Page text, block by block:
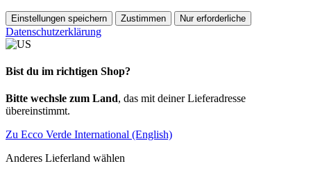
Einstellungen speichern Zustimmen Nur erforderliche
Datenschutzerklärung
Bist du im richtigen Shop?
Bitte wechsle zum Land, das mit deiner Lieferadresse
übereinstimmt.
Zu Ecco Verde International (English)
Anderes Lieferland wählen